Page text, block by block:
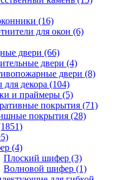
(16)
для окон (6)
двери (66)
двери (4)
двери (8)
декора (104)
и праймеры (5)
покрытия (71)
покрытия (28)
(4)
Плоский шифер (3)
Волновой шифер (1)